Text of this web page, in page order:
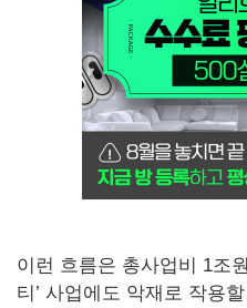
이런 흐름은 총사업비 1조
티’ 사업에도 악재로 작용